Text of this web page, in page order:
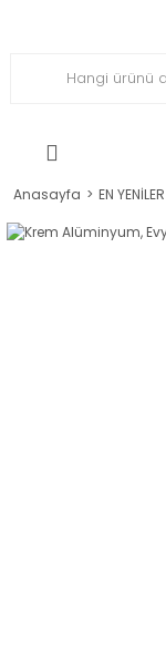
Anasayfa EN YENİLER